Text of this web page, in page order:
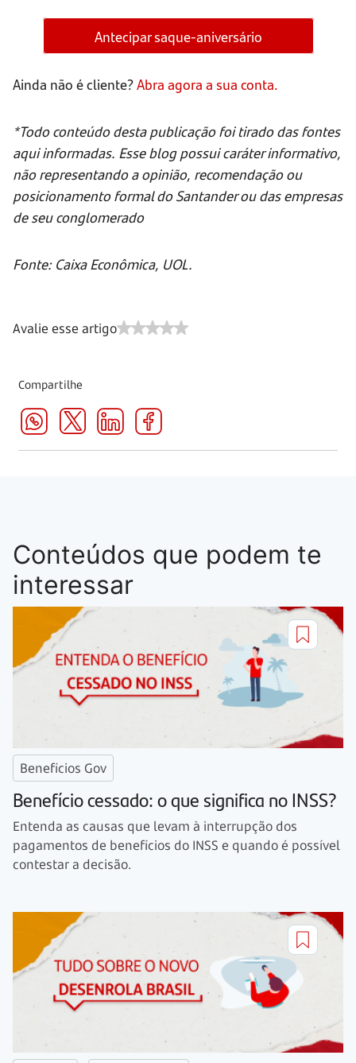
Antecipar saque-aniversário
Ainda não é cliente?Abra agora a sua conta.
*Todo conteúdo desta publicação foi tirado das fontes
aqui informadas. Esse blog possui caráter informativo,
não representando a opinião, recomendação ou
posicionamento formal do Santander ou das empresas
de seu conglomerado
Fonte: Caixa Econômica, UOL.
Avalie esse artigo
Compartilhe
Conteúdos que podem te
interessar
Benefícios Gov
Benefício cessado: o que significa no INSS?
Entenda as causas que levam à interrupção dos
pagamentos de benefícios do INSS e quando é possível
contestar a decisão.